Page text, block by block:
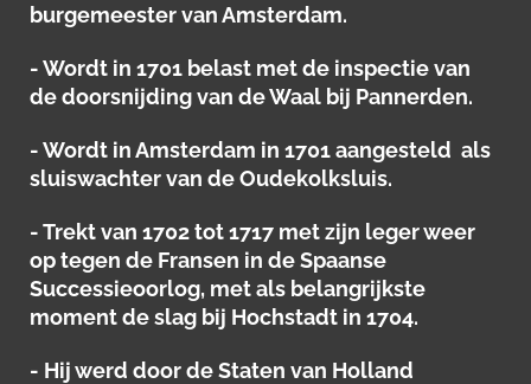
burgemeester van Amsterdam.
- Wordt in 1701 belast met de inspectie van
de doorsnijding van de Waal bij Pannerden.
- Wordt in Amsterdam in 1701 aangesteld als
sluiswachter van de Oudekolksluis.
- Trekt van 1702 tot 1717 met zijn leger weer
op tegen de Fransen in de Spaanse
Successieoorlog, met als belangrijkste
moment de slag bij Hochstadt in 1704.
- Hij werd door de Staten van Holland